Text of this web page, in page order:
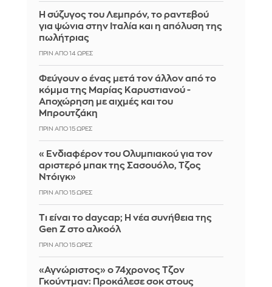
Η σύζυγος του Λεμπρόν, το ραντεβού
για ψώνια στην Ιταλία και η απόλυση της
πωλήτριας
ΠΡΙΝ ΑΠΌ 14 ΏΡΕΣ
Φεύγουν ο ένας μετά τον άλλον από το
κόμμα της Μαρίας Καρυστιανού -
Αποχώρηση με αιχμές και του
Μπρουτζάκη
ΠΡΙΝ ΑΠΌ 15 ΏΡΕΣ
«Ενδιαφέρον του Ολυμπιακού για τον
αριστερό μπακ της Σασουόλο, Τζος
Ντόιγκ»
ΠΡΙΝ ΑΠΌ 15 ΏΡΕΣ
Τι είναι το daycap; Η νέα συνήθεια της
Gen Z στο αλκοόλ
ΠΡΙΝ ΑΠΌ 15 ΏΡΕΣ
«Αγνώριστος» ο 74χρονος Τζον
Γκούντμαν: Προκάλεσε σοκ στους